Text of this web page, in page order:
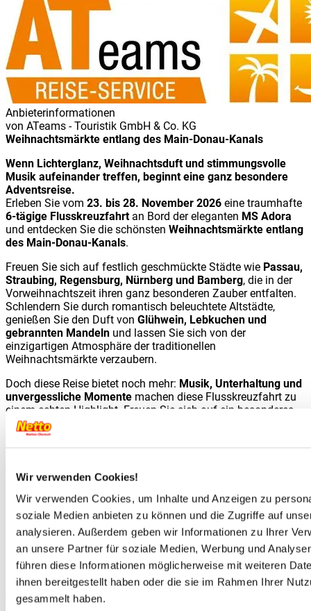
Wir verwenden Cookies!
Wir verwenden Cookies, um Inhalte und Anzeigen zu
soziale Medien anbieten zu können und die Zugriffe auf
analysieren. Außerdem geben wir Informationen zu Ihrer
an unsere Partner für soziale Medien, Werbung und
führen diese Informationen möglicherweise mit weiteren
ihnen bereitgestellt haben oder die sie im Rahmen Ihrer
gesammelt haben.
Anbieterinformationen
von ATeams - Touristik GmbH & Co. KG
Weihnachtsmärkte entlang des Main-Donau-Kanals
Wenn Lichterglanz, Weihnachtsduft und stimmungsvolle
Musik aufeinander treffen, beginnt eine ganz besondere
Adventsreise.
Erleben Sie vom 23. bis 28. November 2026 eine traumhafte
6-tägige Flusskreuzfahrtan Bord der eleganten MS Adora
und entdecken Sie die schönsten Weihnachtsmärkte entlang
des Main-Donau-Kanals.
Freuen Sie sich auf festlich geschmückte Städte wie Passau,
Straubing, Regensburg, Nürnberg und Bamberg, die in der
Vorweihnachtszeit ihren ganz besonderen Zauber entfalten.
Schlendern Sie durch romantisch beleuchtete Altstädte,
genießen Sie den Duft von Glühwein, Lebkuchen und
gebrannten Mandeln und lassen Sie sich von der
einzigartigen Atmosphäre der traditionellen
Weihnachtsmärkte verzaubern.
Doch diese Reise bietet noch mehr: Musik, Unterhaltung und
unvergessliche Momente machen diese Flusskreuzfahrt zu
einem echten Highlight. Freuen Sie sich auf ein besonderes
Bordprogramm mit beliebten Künstlern und erleben Sie
festliche Tage voller Stimmung, Genuss und Emotionen.
und entspannte Wohlfühlmomente in stilvollem Ambiente.
können Sie sich zurücklehnen, den Alltag hinter sich lassen
und die Adventszeit in ihrer schönsten Form erleben.
Diese Reise ist wie gemacht für alle, die Weihnachtsmärkte
lieben und sich eine besondere Auszeit mit festlichem Flair,
Musik und Komfort gönnen möchten.
Sichern Sie sich jetzt Ihren Platz und freuen Sie sich auf eine
unvergessliche Reise voller Lichter, Klänge und
Weihnachtszauber.